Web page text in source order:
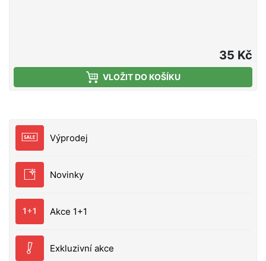
Výprodej
Novinky
Akce 1+1
Exkluzivní akce
35 Kč
VLOŽIT DO KOŠÍKU